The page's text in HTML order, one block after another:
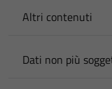
Altri contenuti
Dati non più